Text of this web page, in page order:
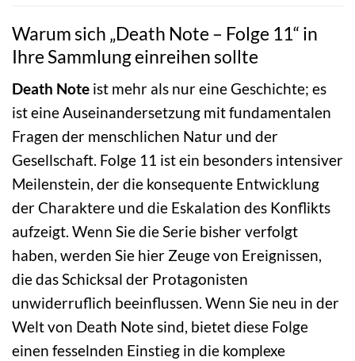
Warum sich „Death Note – Folge 11“ in
Ihre Sammlung einreihen sollte
Death Note ist mehr als nur eine Geschichte; es
ist eine Auseinandersetzung mit fundamentalen
Fragen der menschlichen Natur und der
Gesellschaft. Folge 11 ist ein besonders intensiver
Meilenstein, der die konsequente Entwicklung
der Charaktere und die Eskalation des Konflikts
aufzeigt. Wenn Sie die Serie bisher verfolgt
haben, werden Sie hier Zeuge von Ereignissen,
die das Schicksal der Protagonisten
unwiderruflich beeinflussen. Wenn Sie neu in der
Welt von Death Note sind, bietet diese Folge
einen fesselnden Einstieg in die komplexe